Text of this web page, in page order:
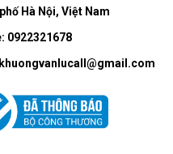
Hà Nội, Việt Nam
0922321678
khuongvanlucall@gmail.com